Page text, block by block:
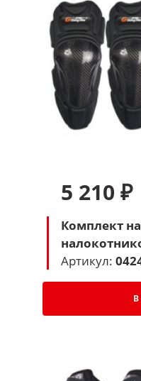
5 210 ₽
Комплект
P18
Артикул: